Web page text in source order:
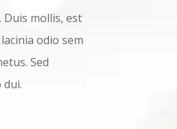
mollis, est
odio sem
Sed